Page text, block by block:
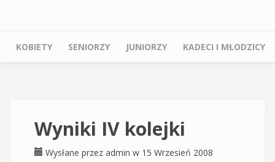
Menu główne
KOBIETY SENIORZY JUNIORZY KADECI I MŁODZICY
Wyniki IV kolejki
Wysłane przez admin w 15 Wrzesień 2008